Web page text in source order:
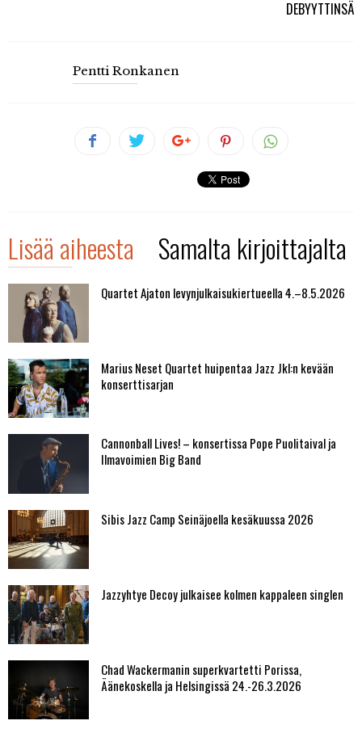
DEBYYTTINSÄ
Pentti Ronkanen
Lisää aiheesta Samalta kirjoittajalta
Quartet Ajaton levynjulkaisukiertueella 4.–8.5.2026
Marius Neset Quartet huipentaa Jazz Jkl:n kevään
konserttisarjan
Cannonball Lives! – konsertissa Pope Puolitaival ja
Ilmavoimien Big Band
Sibis Jazz Camp Seinäjoella kesäkuussa 2026
Jazzyhtye Decoy julkaisee kolmen kappaleen singlen
Chad Wackermanin superkvartetti Porissa,
Äänekoskella ja Helsingissä 24.-26.3.2026